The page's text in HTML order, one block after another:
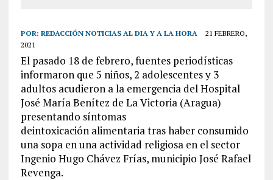
POR: REDACCIÓN NOTICIAS AL DIA Y A LA HORA
21 FEBRERO,
2021
El pasado 18 de febrero, fuentes periodísticas
informaron que 5 niños, 2 adolescentes y 3
adultos acudieron a la emergencia del Hospital
José María Benítez de La Victoria (Aragua)
presentando síntomas
deintoxicación alimentaria tras haber consumido
una sopa en una actividad religiosa en el sector
Ingenio Hugo Chávez Frías, municipio José Rafael
Revenga.